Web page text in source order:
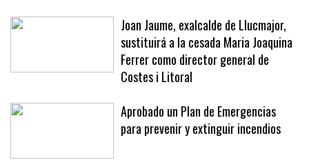
Joan Jaume, exalcalde de Llucmajor,
sustituirá a la cesada Maria Joaquina
Ferrer como director general de
Costes i Litoral
Aprobado un Plan de Emergencias
para prevenir y extinguir incendios